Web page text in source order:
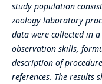
study population
zoology laboratory
data were collected in
observation skills,
description of
references. The results